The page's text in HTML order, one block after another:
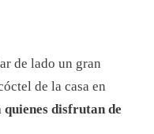
de lado un gran
de la casa en
disfrutan de